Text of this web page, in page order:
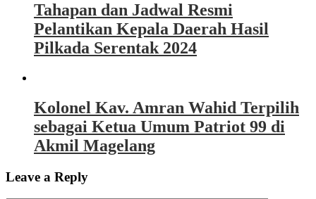
Tahapan dan Jadwal Resmi
Pelantikan Kepala Daerah Hasil
Pilkada Serentak 2024
Kolonel Kav. Amran Wahid Terpilih
sebagai Ketua Umum Patriot 99 di
Akmil Magelang
Leave a Reply